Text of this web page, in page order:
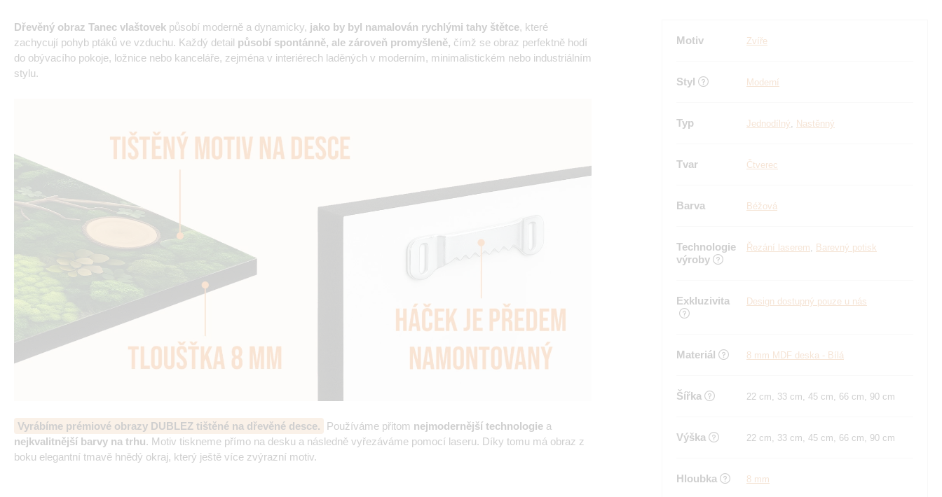
Dřevěný obraz Tanec vlaštovek působí moderně a dynamicky, jako by byl namalován rychlými tahy štětce, které
zachycují pohyb ptáků ve vzduchu. Každý detail působí spontánně, ale zároveň promyšleně, čímž se obraz perfektně hodí
do obývacího pokoje, ložnice nebo kanceláře, zejména v interiérech laděných v moderním, minimalistickém nebo industriálním
stylu.
Vyrábíme prémiové obrazy DUBLEZ tištěné na dřevěné desce. Používáme přitom nejmodernější technologie a
nejkvalitnější barvy na trhu. Motiv tiskneme přímo na desku a následně vyřezáváme pomocí laseru. Díky tomu má obraz z
boku elegantní tmavě hnědý okraj, který ještě více zvýrazní motiv.
Motiv Zvíře
Styl Moderní
Typ Jednodílný, Nastěnný
Tvar Čtverec
Barva Béžová
Technologie
výroby
Řezání laserem, Barevný potisk
Exkluzivita Design dostupný pouze u nás
Materiál 8 mm MDF deska - Bílá
Šířka 22 cm, 33 cm, 45 cm, 66 cm, 90 cm
Výška 22 cm, 33 cm, 45 cm, 66 cm, 90 cm
Hloubka 8 mm